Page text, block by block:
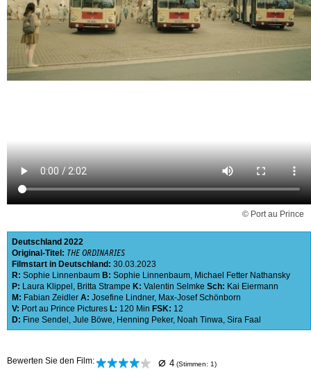
© Port au Prince
Deutschland 2022
Original-Titel: THE ORDINARIES
Filmstart in Deutschland: 30.03.2023
R: Sophie Linnenbaum B: Sophie Linnenbaum, Michael Fetter Nathansky
P: Laura Klippel , Britta Strampe K: Valentin Selmke Sch: Kai Eiermann
M: Fabian Zeidler A: Josefine Lindner, Max-Josef Schönborn
V: Port au Prince Pictures L: 120 Min FSK: 12
D: Fine Sendel , Jule Böwe, Henning Peker, Noah Tinwa, Sira Faal
Bewerten Sie den Film: ⌀ 4 (Stimmen: 1)